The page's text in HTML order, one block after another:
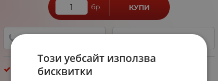
бр. КУПИ
Авантюрин
Този уебсайт използва
бисквитки